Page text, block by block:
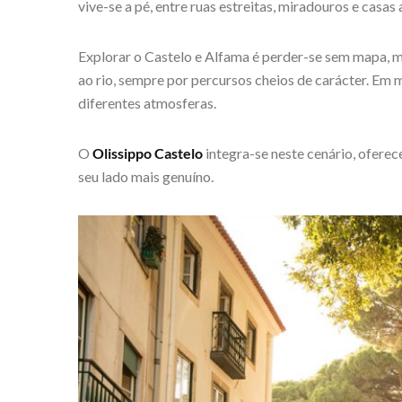
vive-se a pé, entre ruas estreitas, miradouros e
Explorar o Castelo e Alfama é perder-se sem mapa,
ao rio, sempre por percursos cheios de carácter. Em
diferentes atmosferas.
O Olissippo Castelo integra-se neste cenário,
seu lado mais genuíno.